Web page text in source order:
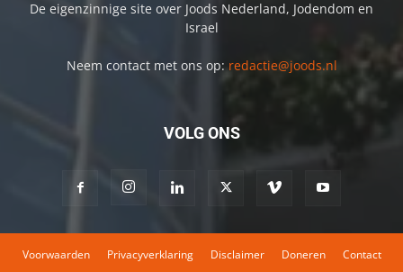
De eigenzinnige site over Joods Nederland, Jodendom en
Israel
Neem contact met ons op: redactie@joods.nl
VOLG ONS
Voorwaarden Privacyverklaring Disclaimer Doneren Contact